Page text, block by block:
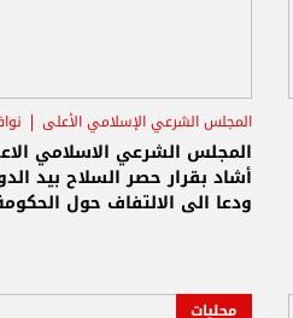
المجلس الشرعي الإسلامي الأعلى
المجلس الشرعي الاسلامي
أشاد بقرار حصر السلاح بيد
ودعا الى الالتفاف حول
محليات